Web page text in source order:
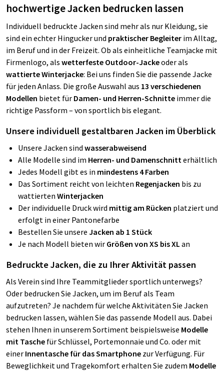
hochwertige Jacken bedrucken lassen
Individuell bedruckte Jacken sind mehr als nur Kleidung, sie
sind ein echter Hingucker und praktischer Begleiter im Alltag,
im Beruf und in der Freizeit. Ob als einheitliche Teamjacke mit
Firmenlogo, als wetterfeste Outdoor-Jackeoder als
wattierte Winterjacke: Bei uns finden Sie die passende Jacke
für jeden Anlass. Die große Auswahl aus 13 verschiedenen
Modellen bietet für Damen- und Herren-Schnitte immer die
richtige Passform – von sportlich bis elegant.
Unsere individuell gestaltbaren Jacken im Überblick
Unsere Jacken sind wasserabweisend
Alle Modelle sind im Herren- und Damenschnitterhältlich
Jedes Modell gibt es in mindestens 4 Farben
Das Sortiment reicht von leichten Regenjacken bis zu
wattierten Winterjacken
Der individuelle Druck wird mittig am Rücken platziert und
erfolgt in einer Pantonefarbe
Bestellen Sie unsere Jacken ab 1 Stück
Je nach Modell bieten wir Größen von XS bis XL an
Bedruckte Jacken, die zu Ihrer Aktivität passen
Als Verein sind Ihre Teammitglieder sportlich unterwegs?
Oder bedrucken Sie Jacken, um im Beruf als Team
aufzutreten? Je nachdem für welche Aktivitäten Sie Jacken
bedrucken lassen, wählen Sie das passende Modell aus. Dabei
stehen Ihnen in unserem Sortiment beispielsweise Modelle
mit Tasche für Schlüssel, Portemonnaie und Co. oder mit
einer Innentasche für das Smartphone zur Verfügung. Für
Beweglichkeit und Tragekomfort erhalten Sie zudem Modelle